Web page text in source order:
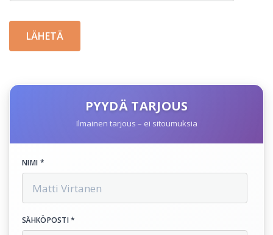
PYYDÄ TARJOUS
Ilmainen tarjous – ei sitoumuksia
NIMI *
SÄHKÖPOSTI *